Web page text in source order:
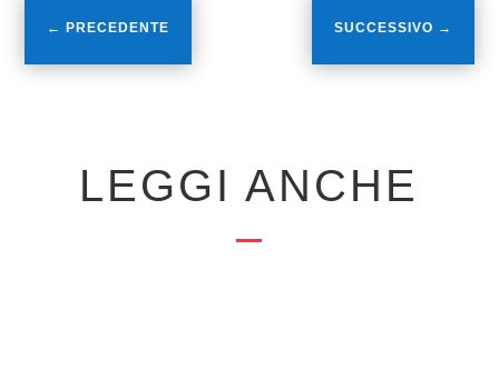
←PRECEDENTE SUCCESSIVO →
LEGGI ANCHE